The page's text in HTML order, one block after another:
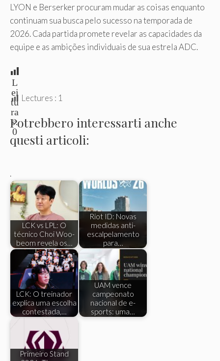
LYON e Berserker procuram mudar as coisas enquanto
continuam sua busca pelo sucesso na temporada de
2026. Cada partida promete revelar as capacidades da
equipe e as ambições individuais de sua estrela ADC.
L
ei
tu
ra
s:
0
Lectures : 1
Potrebbero interessarti anche
questi articoli:
.
LCK vs LPL: O
técnico Choi Woo-
beom revela os…
Riot ID: Novas
medidas anti-
escalpelamento
para…
LCK: O treinador
explica uma escolha
contestada,…
UAM vence
campeonato
nacional de e-
sports: uma…
Primeiro Stand